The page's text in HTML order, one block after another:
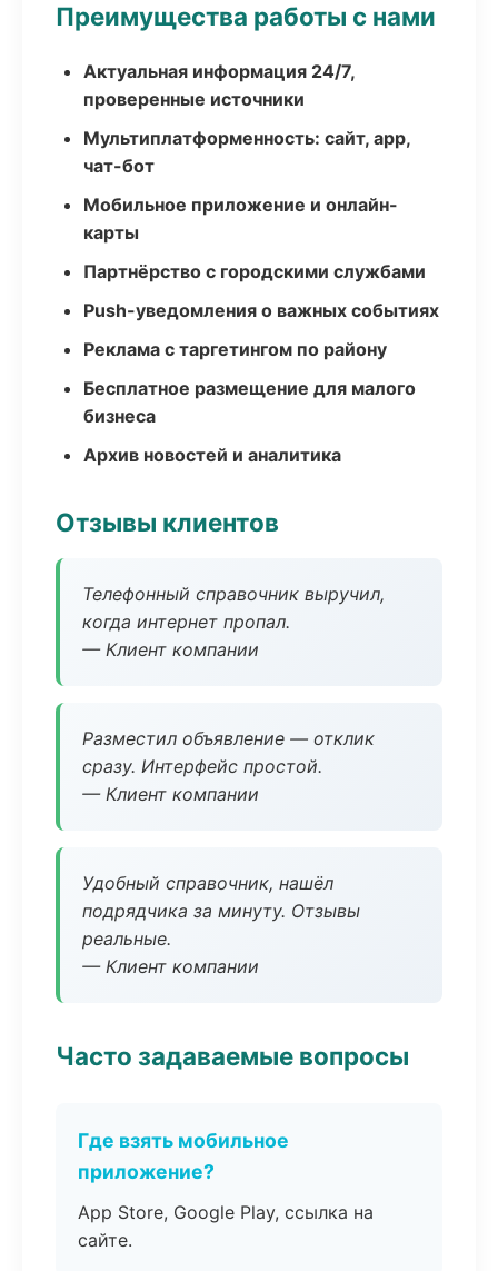
Преимущества работы с нами
Актуальная информация 24/7,
проверенные источники
Мультиплатформенность: сайт, app,
чат-бот
Мобильное приложение и онлайн-
карты
Партнёрство с городскими службами
Push-уведомления о важных событиях
Реклама с таргетингом по району
Бесплатное размещение для малого
бизнеса
Архив новостей и аналитика
Отзывы клиентов
Телефонный справочник выручил,
когда интернет пропал.
— Клиент компании
Разместил объявление — отклик
сразу. Интерфейс простой.
— Клиент компании
Удобный справочник, нашёл
подрядчика за минуту. Отзывы
реальные.
— Клиент компании
Часто задаваемые вопросы
Где взять мобильное
приложение?
App Store, Google Play, ссылка на
сайте.